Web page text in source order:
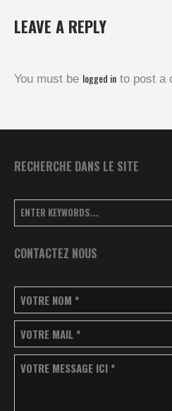
LEAVE A REPLY
You must be logged in to post a
RECHERCHE DANS LE SITE
CONTACTEZ NOUS
VOTRE NOM *
VOTRE MAIL *
VOTRE MESSAGE ICI *